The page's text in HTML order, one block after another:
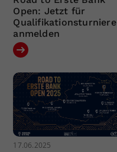
Open: Jetzt für
Qualifikationsturniere
anmelden
17.06.2025